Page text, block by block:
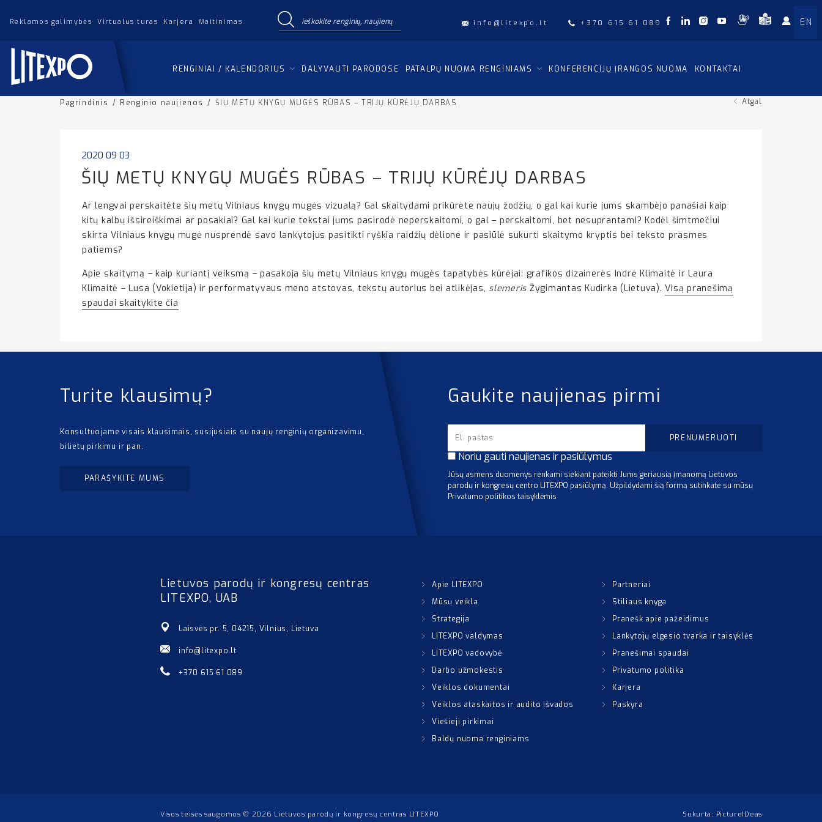
Reklamos galimybės Virtualus turas Karjera Maitinimas info@litexpo.lt +370 615 61 089 EN
RENGINIAI / KALENDORIUS DALYVAUTI PARODOSE PATALPŲ NUOMA RENGINIAMS KONFERENCIJŲ ĮRANGOS NUOMA KONTAKTAI
Pagrindinis / Renginio naujienos / ŠIŲ METŲ KNYGŲ MUGĖS RŪBAS – TRIJŲ KŪRĖJŲ DARBAS Atgal
2020 09 03
ŠIŲ METŲ KNYGŲ MUGĖS RŪBAS – TRIJŲ KŪRĖJŲ DARBAS
Ar lengvai perskaitėte šių metų Vilniaus knygų mugės vizualą? Gal skaitydami prikūrėte naujų žodžių, o gal kai kurie jums skambėjo panašiai kaip
kitų kalbų išsireiškimai ar posakiai? Gal kai kurie tekstai jums pasirodė neperskaitomi, o gal – perskaitomi, bet nesuprantami? Kodėl šimtmečiui
skirta Vilniaus knygų mugė nusprendė savo lankytojus pasitikti ryškia raidžių dėlione ir pasiūlė sukurti skaitymo kryptis bei teksto prasmes
patiems?
Apie skaitymą – kaip kuriantį veiksmą – pasakoja šių metų Vilniaus knygų mugės tapatybės kūrėjai: grafikos dizainerės Indrė Klimaitė ir Laura
Klimaitė – Lusa (Vokietija) ir performatyvaus meno atstovas, tekstų autorius bei atlikėjas, slemeris Žygimantas Kudirka (Lietuva).Visą pranešimą
spaudai skaitykite čia
Turite klausimų?
Konsultuojame visais klausimais, susijusiais su naujų renginių organizavimu,
bilietų pirkimu ir pan.
PARAŠYKITE MUMS
Gaukite naujienas pirmi
Noriu gauti naujienas ir pasiūlymus
Jūsų asmens duomenys renkami siekiant pateikti Jums geriausią įmanomą Lietuvos
parodų ir kongresų centro LITEXPO pasiūlymą. Užpildydami šią formą sutinkate su mūsų
Privatumo politikos taisyklėmis
Lietuvos parodų ir kongresų centras
LITEXPO, UAB
Laisvės pr. 5, 04215, Vilnius, Lietuva
info@litexpo.lt
+370 615 61 089
Apie LITEXPO
Mūsų veikla
Strategija
LITEXPO valdymas
LITEXPO vadovybė
Darbo užmokestis
Veiklos dokumentai
Veiklos ataskaitos ir audito išvados
Viešieji pirkimai
Baldų nuoma renginiams
Partneriai
Stiliaus knyga
Pranešk apie pažeidimus
Lankytojų elgesio tvarka ir taisyklės
Pranešimai spaudai
Privatumo politika
Karjera
Paskyra
Visos teisės saugomos © 2026 Lietuvos parodų ir kongresų centras LITEXPO Sukurta: PictureIDeas